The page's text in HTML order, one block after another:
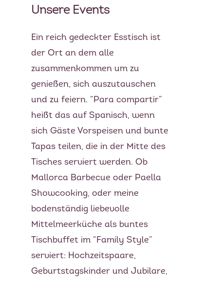
Unsere Events
Ein reich gedeckter Esstisch ist
der Ort an dem alle
zusammenkommen um zu
genießen, sich auszutauschen
und zu feiern. “Para compartir”
heißt das auf Spanisch, wenn
sich Gäste Vorspeisen und bunte
Tapas teilen, die in der Mitte des
Tisches serviert werden. Ob
Mallorca Barbecue oder Paella
Showcooking, oder meine
bodenständig liebevolle
Mittelmeerküche als buntes
Tischbuffet im “Family Style”
serviert: Hochzeitspaare,
Geburtstagskinder und Jubilare,